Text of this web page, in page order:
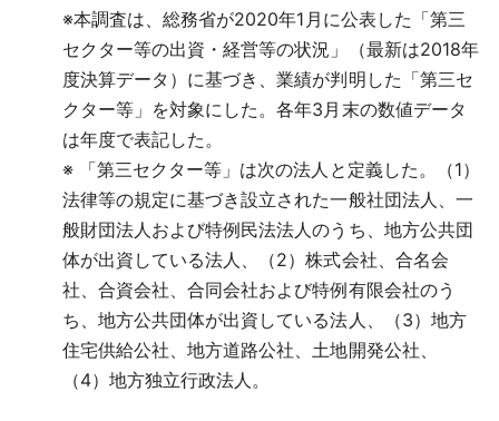
※本調査は、総務省が2020年1月に公表した「第三
セクター等の出資・経営等の状況」（最新は2018年
度決算データ）に基づき、業績が判明した「第三セ
クター等」を対象にした。各年3月末の数値データ
は年度で表記した。
※ 「第三セクター等」は次の法人と定義した。（1）
法律等の規定に基づき設立された一般社団法人、一
般財団法人および特例民法法人のうち、地方公共団
体が出資している法人、（2）株式会社、合名会
社、合資会社、合同会社および特例有限会社のう
ち、地方公共団体が出資している法人、（3）地方
住宅供給公社、地方道路公社、土地開発公社、
（4）地方独立行政法人。